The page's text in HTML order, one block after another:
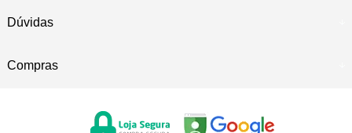
Dúvidas
Compras